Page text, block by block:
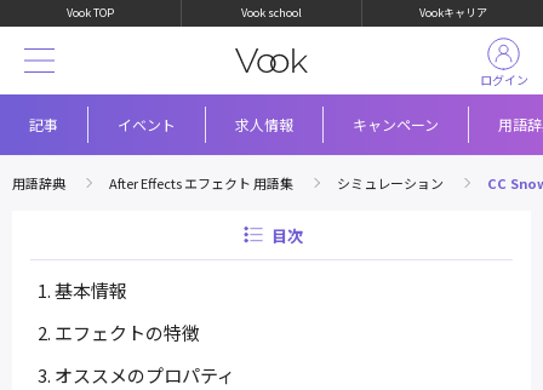
Vook TOP Vook school Vookキャリア
記事 イベント 求人情報 キャンペーン 用語
ログイン
用語辞典 After Effects エフェクト 用語集 シミュレーション CC
目次
基本情報
エフェクトの特徴
オススメのプロパティ